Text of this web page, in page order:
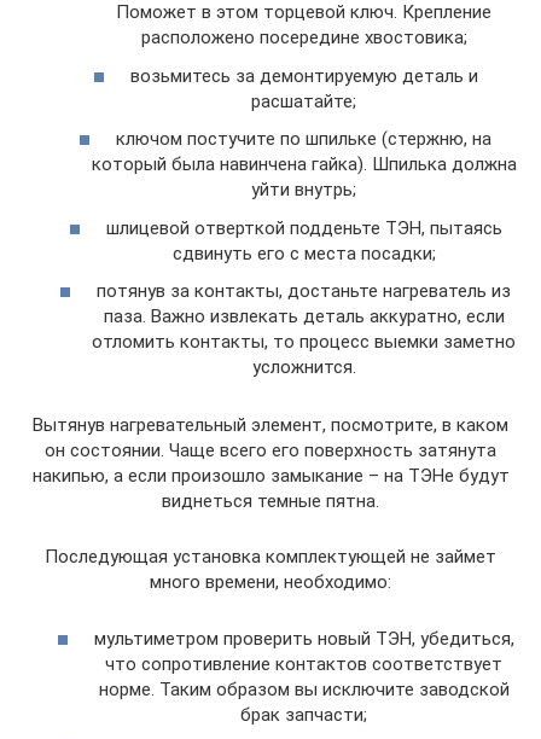
Поможет в этом торцевой ключ. Крепление
расположено посередине хвостовика;
возьмитесь за демонтируемую деталь и
расшатайте;
ключом постучите по шпильке (стержню, на
который была навинчена гайка). Шпилька должна
уйти внутрь;
шлицевой отверткой подденьте ТЭН, пытаясь
сдвинуть его с места посадки;
потянув за контакты, достаньте нагреватель из
паза. Важно извлекать деталь аккуратно, если
отломить контакты, то процесс выемки заметно
усложнится.
Вытянув нагревательный элемент, посмотрите, в каком
он состоянии. Чаще всего его поверхность затянута
накипью, а если произошло замыкание – на ТЭНе будут
виднеться темные пятна.
Последующая установка комплектующей не займет
много времени, необходимо:
мультиметром проверить новый ТЭН, убедиться,
что сопротивление контактов соответствует
норме. Таким образом вы исключите заводской
брак запчасти;